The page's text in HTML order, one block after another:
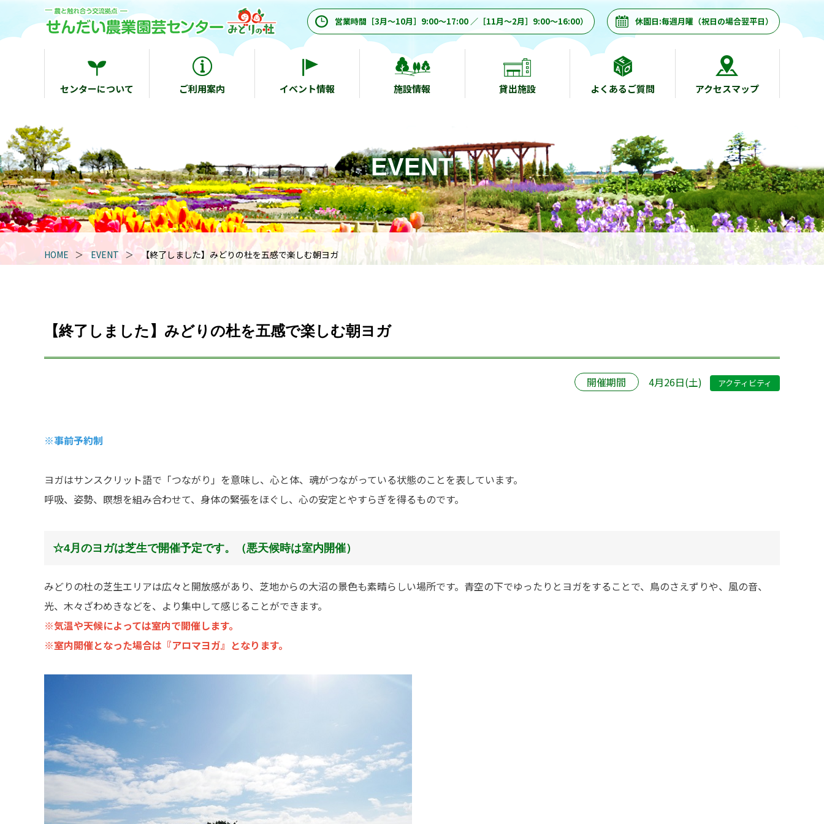
営業時間［3月～10月］9:00～17:00 ／［11月～2月］9:00～16:00） 休園日:毎週月曜（祝日の場合翌平日）
センターについて ご利用案内 イベント情報 施設情報 貸出施設 よくあるご質問 アクセスマップ
EVENT
HOME EVENT 【終了しました】みどりの杜を五感で楽しむ朝ヨガ
【終了しました】みどりの杜を五感で楽しむ朝ヨガ
開催期間 4月26日(土) アクティビティ
※事前予約制
ヨガはサンスクリット語で「つながり」を意味し、心と体、魂がつながっている状態のことを表しています。
呼吸、姿勢、瞑想を組み合わせて、身体の緊張をほぐし、心の安定とやすらぎを得るものです。
☆4月のヨガは芝生で開催予定です。（悪天候時は室内開催）
みどりの杜の芝生エリアは広々と開放感があり、芝地からの大沼の景色も素晴らしい場所です。青空の下でゆったりとヨガをすることで、鳥のさえずりや、風の音、
光、木々ざわめきなどを、より集中して感じることができます。
※気温や天候によっては室内で開催します。
※室内開催となった場合は『アロマヨガ』となります。